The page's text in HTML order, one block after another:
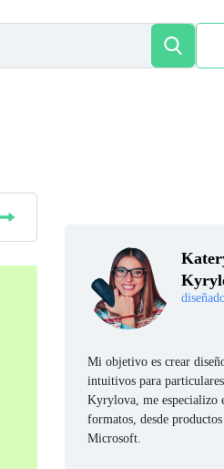
Mi objetivo es crear
intuitivos para
Kyrylova, me especializo
formatos, desde
Microsoft.